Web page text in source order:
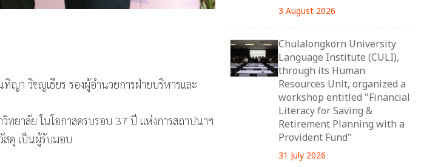
า วิชญเธียร รองผู้อำนวยการฝ่ายบริหารและ
ยาลัย ในโอกาสครบรอบ 37 ปี แห่งการสถาปนาฯ
สดุ เป็นผู้รับมอบ
3 August 2026
Chulalongkorn University
Language Institute (CULI),
through its Human
Resources Unit, organized a
workshop entitled "Financial
Literacy for Saving &
Retirement Planning with a
Provident Fund"
31 July 2026